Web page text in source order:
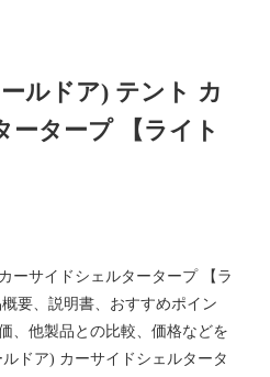
ルドア) テント カ
ータープ 【ライト
ーサイドシェルタータープ 【ラ
要、説明書、おすすめポイン
、他製品との比較、価格などを
ドア) カーサイドシェルタータ